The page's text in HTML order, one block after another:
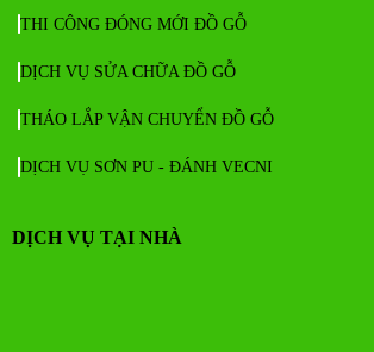
THI CÔNG ĐÓNG MỚI ĐỒ GỖ
DỊCH VỤ SỬA CHỮA ĐỒ GỖ
THÁO LẮP VẬN CHUYỂN ĐỒ GỖ
DỊCH VỤ SƠN PU - ĐÁNH VECNI
DỊCH VỤ TẠI NHÀ